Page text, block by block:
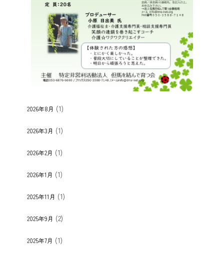
2026年8月 (1)
2026年3月 (1)
2026年2月 (1)
2026年1月 (1)
2025年11月 (1)
2025年9月 (2)
2025年7月 (1)